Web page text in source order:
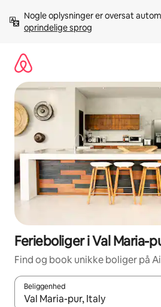
videre
Nogle oplysninger er oversat
oprindelige sprog
Ferieboliger i Val Maria-
Find og book unikke boliger på
Beliggenhed
Når resultaterne er tilgængelige,